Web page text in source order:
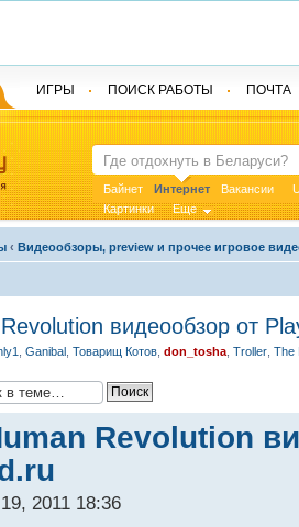
Байнет Интернет Вакансии
Картинки
Еще
ИГРЫ ПОИСК РАБОТЫ ПОЧТА
‹ Видеообзоры, preview и прочее игровое
видеообзор от
Ganibal Товарищ Котов don_tosha Troller The
Revolution
2011 18:36